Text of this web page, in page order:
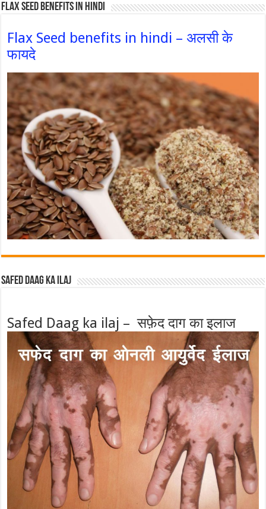
Flax Seed Benefits in hindi
Flax Seed benefits in hindi – अलसी के
फायदे
Safed Daag ka ilaj
Safed Daag ka ilaj – सफ़ेद दाग का इलाज